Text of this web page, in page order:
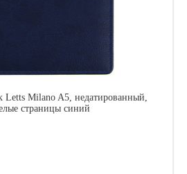
Letts Milano A5, недатированный,
страницы синий